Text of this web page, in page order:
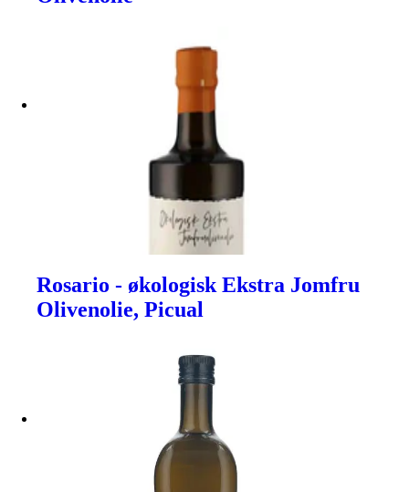
Rosario - økologisk Ekstra Jomfru
Olivenolie, Picual